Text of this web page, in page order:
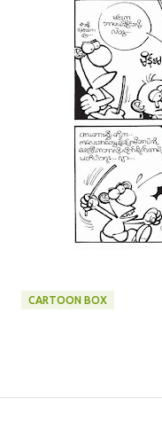
CARTOON BOX